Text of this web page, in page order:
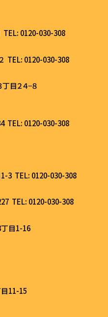
TEL: 0120-030-308
TEL: 0120-030-308
目２４−８
TEL: 0120-030-308
3 TEL: 0120-030-308
TEL: 0120-030-308
目1-16
11-15